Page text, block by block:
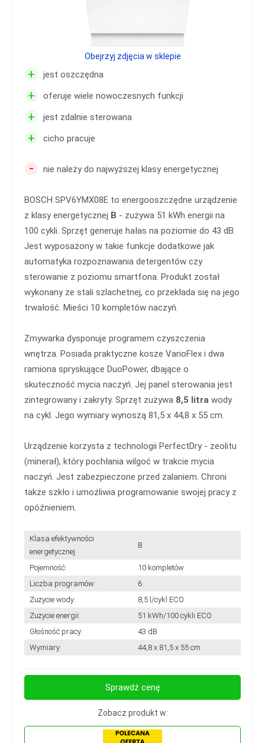
+ jest oszczędna
+ oferuje wiele nowoczesnych funkcji
+ jest zdalnie sterowana
+ cicho pracuje
- nie należy do najwyższej klasy energetycznej
BOSCH SPV6YMX08E to energooszczędne urządzenie
z klasy energetycznej B - zużywa 51 kWh energii na
100 cykli. Sprzęt generuje hałas na poziomie do 43 dB.
Jest wyposażony w takie funkcje dodatkowe jak
automatyka rozpoznawania detergentów czy
sterowanie z poziomu smartfona. Produkt został
wykonany ze stali szlachetnej, co przekłada się na jego
trwałość. Mieści 10 kompletów naczyń.
Zmywarka dysponuje programem czyszczenia
wnętrza. Posiada praktyczne kosze VarioFlex i dwa
ramiona spryskujące DuoPower, dbające o
skuteczność mycia naczyń. Jej panel sterowania jest
zintegrowany i zakryty. Sprzęt zużywa 8,5 litra wody
na cykl. Jego wymiary wynoszą 81,5 x 44,8 x 55 cm.
Urządzenie korzysta z technologii PerfectDry - zeolitu
(minerał), który pochłania wilgoć w trakcie mycia
naczyń. Jest zabezpieczone przed zalaniem. Chroni
także szkło i umożliwia programowanie swojej pracy z
opóźnieniem.
Klasa efektywności
energetycznej:
B
Pojemność:
10 kompletów
Liczba programów:
6
Zużycie wody:
8,5 l/cykl ECO
Zużycie energii:
51 kWh/100 cykli ECO
Głośność pracy:
43 dB
Wymiary:
44,8 x 81,5 x 55 cm
Obejrzyj zdjęcia w sklepie
Sprawdź cenę
Zobacz produkt w: